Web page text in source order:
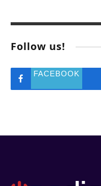
Follow us!
FACEBOOK